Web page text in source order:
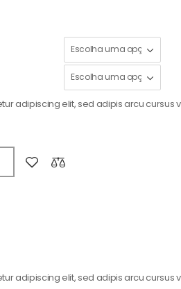
adipiscing elit, sed adipis arcu cursus
adipiscing elit, sed adipis arcu cursus